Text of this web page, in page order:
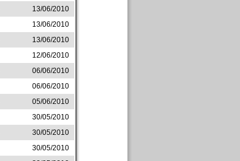
13/06/2010
13/06/2010
13/06/2010
12/06/2010
06/06/2010
06/06/2010
05/06/2010
30/05/2010
30/05/2010
30/05/2010